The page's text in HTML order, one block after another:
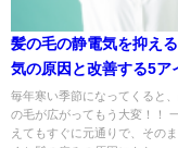
髪の毛の静電気を抑え
気の原因と改善する5ア
使用法
毎年寒い季節になってくると
の毛が広がってもう大変！！
えてもすぐに元通りで、その